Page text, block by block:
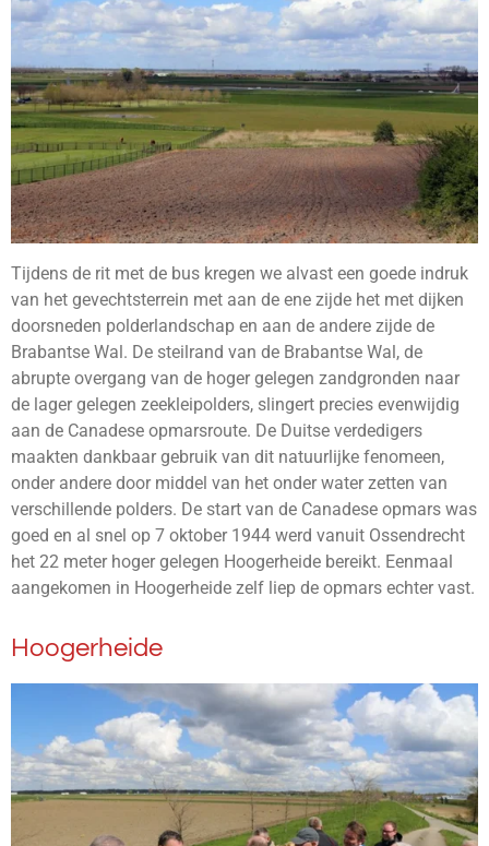
Tijdens de rit met de bus kregen we alvast een goede indruk
van het gevechtsterrein met aan de ene zijde het met dijken
doorsneden polderlandschap en aan de andere zijde de
Brabantse Wal. De steilrand van de Brabantse Wal, de
abrupte overgang van de hoger gelegen zandgronden naar
de lager gelegen zeekleipolders, slingert precies evenwijdig
aan de Canadese opmarsroute. De Duitse verdedigers
maakten dankbaar gebruik van dit natuurlijke fenomeen,
onder andere door middel van het onder water zetten van
verschillende polders. De start van de Canadese opmars was
goed en al snel op 7 oktober 1944 werd vanuit Ossendrecht
het 22 meter hoger gelegen Hoogerheide bereikt. Eenmaal
aangekomen in Hoogerheide zelf liep de opmars echter vast.
Hoogerheide